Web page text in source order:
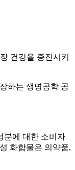
건강을 증진시키
하는 생명공학 공
분에 대한 소비자
화합물은 의약품,